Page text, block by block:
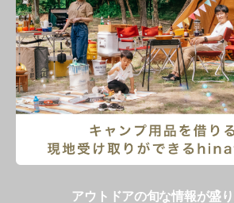
アウトドアの旬な情報が盛